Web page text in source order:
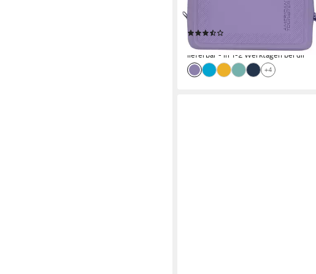
Kulturbeutel Kulturtasche Toiletry
Bag Wash Bag
29,95 €
lieferbar - in 1-2 Werktagen bei dir
+4